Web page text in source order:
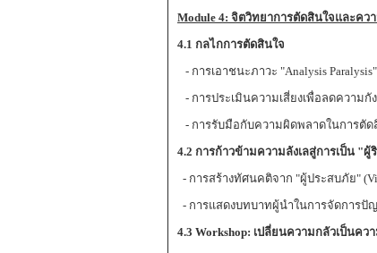
Module 4: จิตวิทยาการตัดสินใจและคว
4.1 กลไกการตัดสินใจ
- การเอาชนะภาวะ "Analysis
- การประเมินความเสี่ยงเพื่อลดความกั
- การรับมือกับความผิดพลาดในการตัด
4.2 การก้าวข้ามความลังเลสู่การเป็น "ผู้
- การสร้างทัศนคติจาก "ผู้ประสบภัย"
- การแสดงบทบาทผู้นำในการจัดการปั
4.3 Workshop: เปลี่ยนความกลัวเป็นค